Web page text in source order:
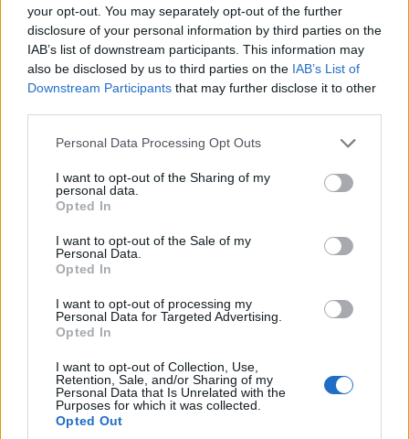
your opt-out. You may separately opt-out of the further
disclosure of your personal information by third parties on the
IAB’s list of downstream participants. This information may
also be disclosed by us to third parties on the IAB’s List of
Downstream Participants that may further disclose it to other
Please note that this website/app uses one or more Google
not limited to your visit or usage behaviour. You may click to
grant or deny consent to Google and its third-party tags to
use your data for below specified purposes in below Google
consent section.
Personal Data Processing Opt Outs
I want to opt-out of the Sharing of my
personal data.
Opted In
I want to opt-out of the Sale of my
Personal Data.
Opted In
I want to opt-out of processing my
Personal Data for Targeted Advertising.
Opted In
I want to opt-out of Collection, Use,
Retention, Sale, and/or Sharing of my
Personal Data that Is Unrelated with the
Purposes for which it was collected.
Opted Out
Παναγία Σουμελά: Τουρισμός ή «ποντιακή
για τη Θεία Λειτουργία
3/08/2026 - 8:30μμ